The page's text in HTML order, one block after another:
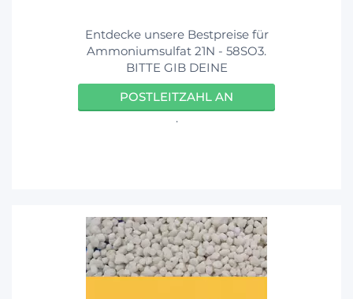
Entdecke unsere Bestpreise für
Ammoniumsulfat 21N - 58SO3.
BITTE GIB DEINE
POSTLEITZAHL AN
.